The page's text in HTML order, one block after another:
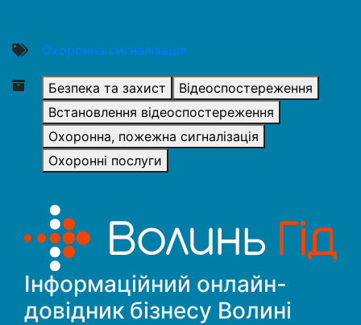
Охоронна сигналізація
Безпека та захист
Відеоспостереження
Встановлення відеоспостереження
Охоронна, пожежна сигналізація
Охоронні послуги
Інформаційний онлайн-
довідник бізнесу Волині